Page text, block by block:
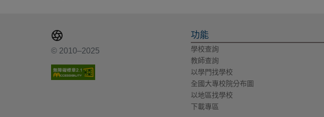
© 2010–2025
功能
學校查詢
教師查詢
以學門找學校
全國大專校院分布圖
以地區找學校
下載專區